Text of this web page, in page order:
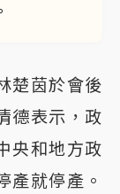
楚茵於會後
德表示，政
央和地方政
產就停產。